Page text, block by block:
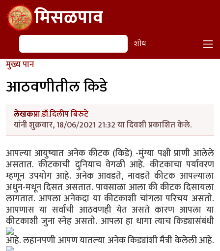
Skip to main contentमिसळपाव
शोध शोध
मुख्य पान
आठवणीतील किडे
लेखकप्रा.डॉ.दिलीप बिरुटे
यांनी शुक्रवार, 18/06/2021 21:32 या दिवशी प्रकाशित केले.
आपल्या आयुष्यात अनेक कीटक (किडे) -मुंग्या पक्षी प्राणी आलेले
असतात. कीटकाची दुनियाच वेगळी आहे. कीटकाचा पर्यावरण
म्हणून उपयोग आहे. अनेक आवडते, नावडते कीटक आपल्याला
अधुन-मधून दिसत असतात. पावसाळा आला की कीटक दिसायला
लागतात. आपला अनेकदा या कीटकाशी चांगला परिचय असतो.
आपणास या सर्वांची आठवणही येत असते कारण आपला या
कीटकाशी जुना स्नेह असतो. आपला हा धागा त्याच किड्यासंबंधी
आहे.लहानपणी आपण यातल्या अनेक किड्यांशी मैत्री केलेली आहे.